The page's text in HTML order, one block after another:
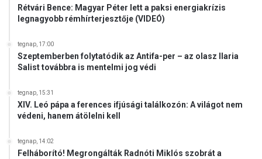
Rétvári Bence: Magyar Péter lett a paksi energiakrízis
legnagyobb rémhírterjesztője (VIDEÓ)
tegnap, 17:00
Szeptemberben folytatódik az Antifa-per – az olasz Ilaria
Salist továbbra is mentelmi jog védi
tegnap, 15:31
XIV. Leó pápa a ferences ifjúsági találkozón: A világot nem
védeni, hanem átölelni kell
tegnap, 14:02
Felháborító! Megrongálták Radnóti Miklós szobrát a